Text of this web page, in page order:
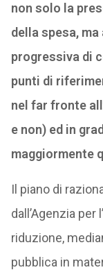
non solo la
della spesa,
progressiva di
punti di
nel far fronte
e non) ed in
maggiormente
Il piano di
dall’Agenzia per
riduzione,
pubblica in